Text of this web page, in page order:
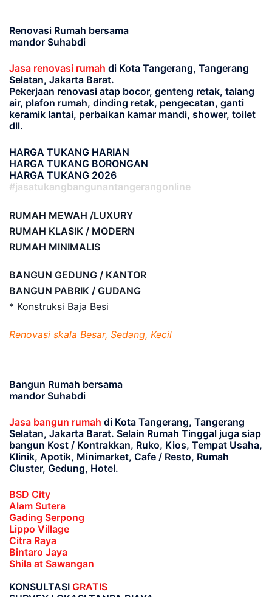
Renovasi Rumah bersama
mandor Suhabdi
Jasa renovasi rumah di Kota Tangerang, Tangerang
Selatan, Jakarta Barat.
Pekerjaan renovasi atap bocor, genteng retak, talang
air, plafon rumah, dinding retak, pengecatan, ganti
keramik lantai, perbaikan kamar mandi, shower, toilet
dll.
HARGA TUKANG HARIAN
HARGA TUKANG BORONGAN
HARGA TUKANG 2026
#jasatukangbangunantangerangonline
RUMAH MEWAH /LUXURY
RUMAH KLASIK / MODERN
RUMAH MINIMALIS
BANGUN GEDUNG / KANTOR
BANGUN PABRIK / GUDANG
* Konstruksi Baja Besi
Renovasi skala Besar, Sedang, Kecil
Bangun Rumah bersama
mandor Suhabdi
Jasa bangun rumah di Kota Tangerang, Tangerang
Selatan, Jakarta Barat. Selain Rumah Tinggal juga siap
bangun Kost / Kontrakkan, Ruko, Kios, Tempat Usaha,
Klinik, Apotik, Minimarket, Cafe / Resto, Rumah
Cluster, Gedung, Hotel.
BSD City
Alam Sutera
Gading Serpong
Lippo Village
Citra Raya
Bintaro Jaya
Shila at Sawangan
KONSULTASI GRATIS